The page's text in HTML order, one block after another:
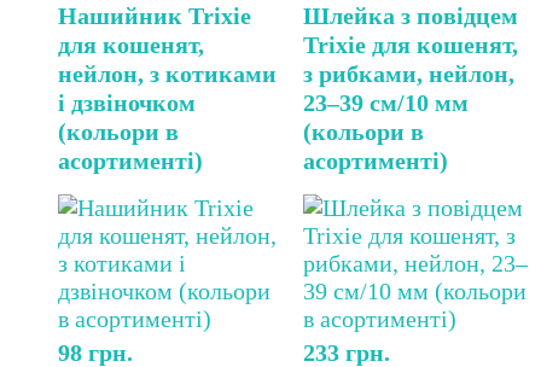
Нашийник Trixie
для кошенят,
нейлон, з котиками
і дзвіночком
(кольори в
асортименті)
98 грн.
Шлейка з повідцем
Trixie для кошенят,
з рибками, нейлон,
23–39 см/10 мм
(кольори в
асортименті)
233грн.